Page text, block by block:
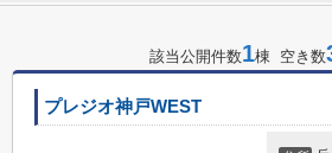
該当公開件数1棟 空き数
プレジオ神戸WEST